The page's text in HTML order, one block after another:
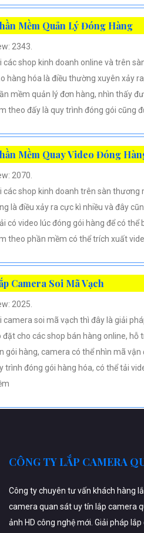
Mềm Quản Lý Đóng Hàng
2343.
các shop kinh doanh online và trên
hàng hóa là điều thường xuyên xảy
mềm quản lý đơn hàng, nhìn thấy
theo đấy là quy trình đóng gói cũng
Mềm Quay Video Đóng
2070.
các shop kinh doanh trên sàn thương
là điều xảy ra cực kì nhiều và đây
có video lúc đóng gói hàng để có thể
theo phần mềm có thể trích xuất
Camera Soi Mã Vạch
2025.
camera soi mã vạch thì đây là giải
đặt cho các shop bán hàng online, hỗ
gói hàng, camera có thể nhìn mã
trình đóng gói hàng hóa, có thể tải
CÔNG TY LẮP CAMERA
Công ty chuyên tư vấn khách hàng
camera quan sát uy tín lắp camera
ảnh HD công nghệ mới. Giải pháp